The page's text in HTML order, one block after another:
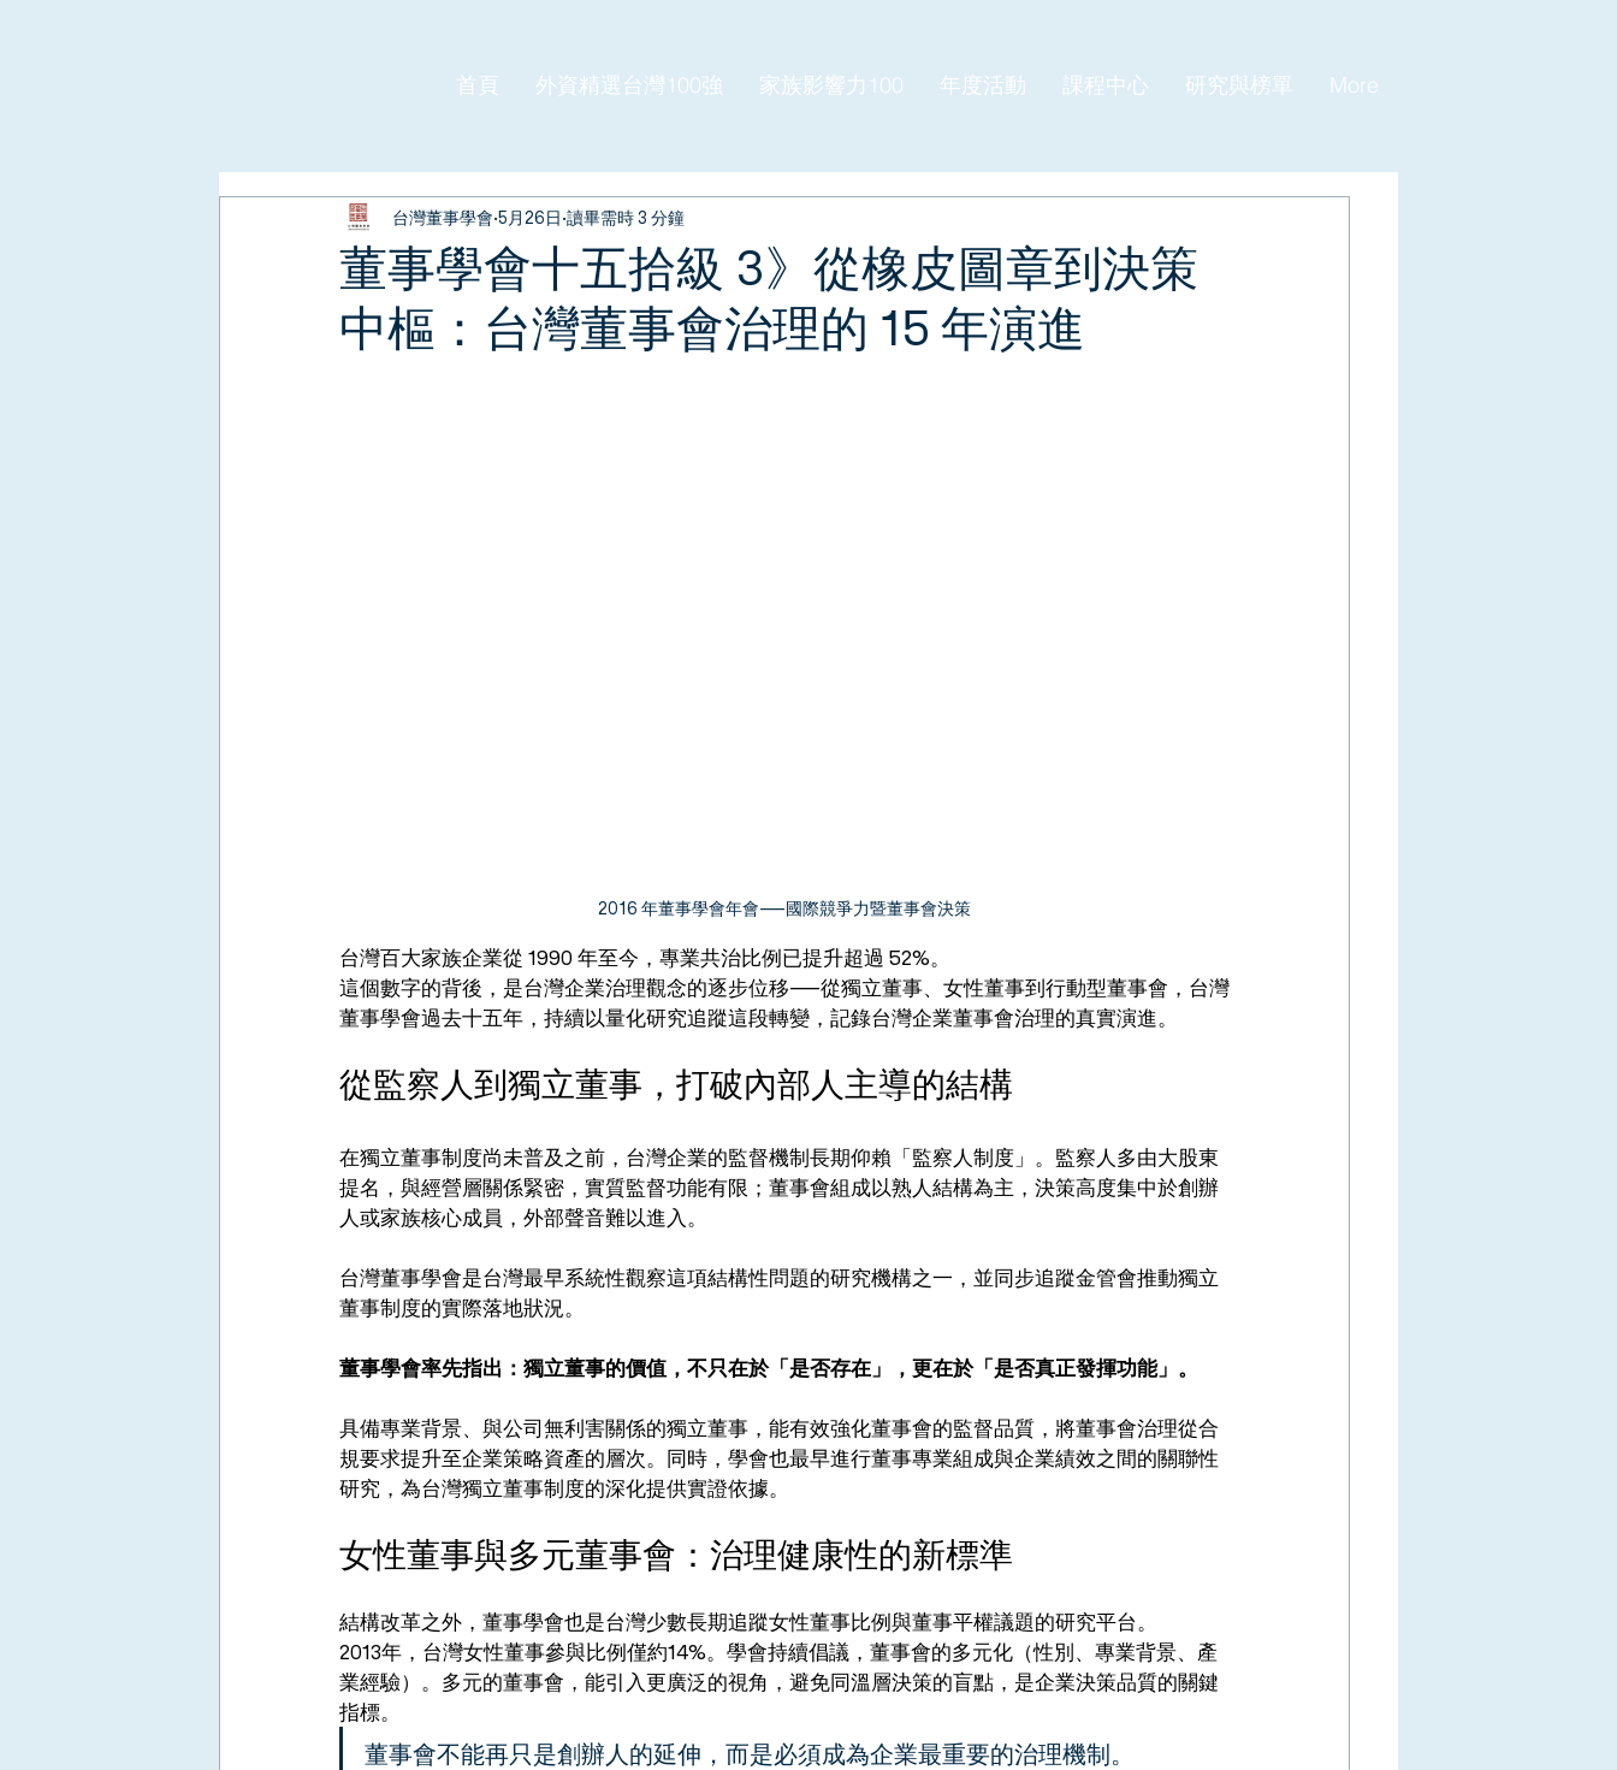
首頁 外資精選台灣100強 家族影響力100 年度活動 課程中心 研究與榜單 More
董事學會十五拾級 3》從橡皮圖章到決策
中樞：台灣董事會治理的 15 年演進
台灣董事學會 5月26日 讀畢需時 3 分鐘
2016 年董事學會年會——國際競爭力暨董事會決策
台灣百大家族企業從 1990 年至今，專業共治比例已提升超過 52%。
這個數字的背後，是台灣企業治理觀念的逐步位移——從獨立董事、女性董事到行動型董事會，台灣
董事學會過去十五年，持續以量化研究追蹤這段轉變，記錄台灣企業董事會治理的真實演進。
從監察人到獨立董事，打破內部人主導的結構
在獨立董事制度尚未普及之前，台灣企業的監督機制長期仰賴「監察人制度」。監察人多由大股東
提名，與經營層關係緊密，實質監督功能有限；董事會組成以熟人結構為主，決策高度集中於創辦
人或家族核心成員，外部聲音難以進入。
台灣董事學會是台灣最早系統性觀察這項結構性問題的研究機構之一，並同步追蹤金管會推動獨立
董事制度的實際落地狀況。
董事學會率先指出：獨立董事的價值，不只在於「是否存在」，更在於「是否真正發揮功能」。
具備專業背景、與公司無利害關係的獨立董事，能有效強化董事會的監督品質，將董事會治理從合
規要求提升至企業策略資產的層次。同時，學會也最早進行董事專業組成與企業績效之間的關聯性
研究，為台灣獨立董事制度的深化提供實證依據。
女性董事與多元董事會：治理健康性的新標準
結構改革之外，董事學會也是台灣少數長期追蹤女性董事比例與董事平權議題的研究平台。
2013年，台灣女性董事參與比例僅約14%。學會持續倡議，董事會的多元化（性別、專業背景、產
業經驗）。多元的董事會，能引入更廣泛的視角，避免同溫層決策的盲點，是企業決策品質的關鍵
指標。
董事會不能再只是創辦人的延伸，而是必須成為企業最重要的治理機制。